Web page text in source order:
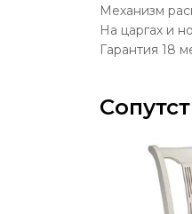
Механизм
На царгах и
Гарантия 18